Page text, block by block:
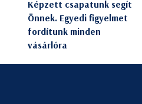
Képzett csapatunk segít
Önnek. Egyedi figyelmet
fordítunk minden
vásárlóra